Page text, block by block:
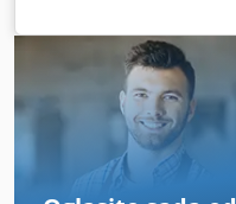
Godina proizvodnje:
motor * Širina freziranja:
Hidraulični sklopivi
fotografija i videozapisa
Podaci su bez jamstva i